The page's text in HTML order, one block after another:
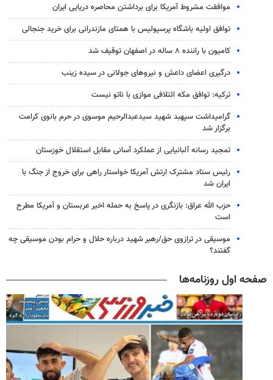
موافقت مشروط آمریکا برای برداشتن محاصره دریایی ایران
توافق اولیه باشگاه پرسپولیس با همتای مازندرانی برای خرید جنجالی
کامیون با راننده ۸ ساله در اصفهان توقیف شد
درگیری اعضای داعش و نیروهای جولانی در سیده زینب
ترکیه: توافق مکه ائتلافی موازی با ناتو نیست
گرامیداشت سپهبد شهید سیدعبدالرحیم موسوی در حرم بانوی کرامت
برگزار شد
تمجید رسانه آلبانیایی از عملکرد آسانی مقابل استقلال خوزستان
رئیس ستاد مشترک ارتش آمریکا خواستار راهی برای خروج از جنگ با
ایران شد
حزب الله عراق: بازنگری در پاسخ به حمله اخیر عربستان و آمریکا مطرح
است
موسیقی در ترازوی حق/رهبر شهید درباره حلال و حرام بودن موسیقی چه
گفتند؟
صفحه اول روزنامه‌ها